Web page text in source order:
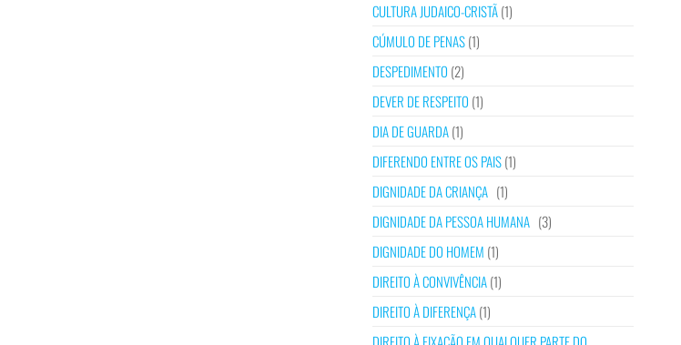
CULTURA JUDAICO-CRISTÃ(1)
CÚMULO DE PENAS(1)
DESPEDIMENTO (2)
DEVER DE RESPEITO (1)
DIA DE GUARDA(1)
DIFERENDO ENTRE OS PAIS(1)
DIGNIDADE DA CRIANÇA (1)
DIGNIDADE DA PESSOA HUMANA (3)
DIGNIDADE DO HOMEM (1)
DIREITO À CONVIVÊNCIA(1)
DIREITO À DIFERENÇA(1)